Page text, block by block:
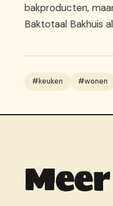
bakproducten,
Baktotaal Bakhuis
#keuken #wonen